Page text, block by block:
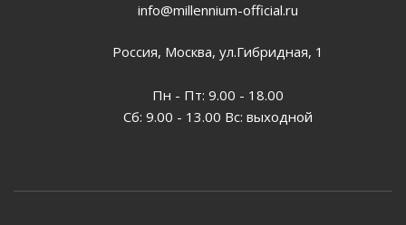
info@millennium-official.ru
Россия, Москва, ул.Гибридная, 1
Пн - Пт: 9.00 - 18.00
Сб: 9.00 - 13.00 Вс: выходной